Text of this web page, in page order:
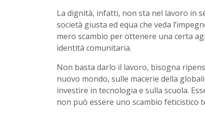
La dignità, infatti, non sta nel lavoro in
società giusta ed equa che veda
mero scambio per ottenere una certa
identità comunitaria.
Non basta darlo il lavoro, bisogna
nuovo mondo, sulle macerie della
investire in tecnologia e sulla scuola.
non può essere uno scambio feticistico